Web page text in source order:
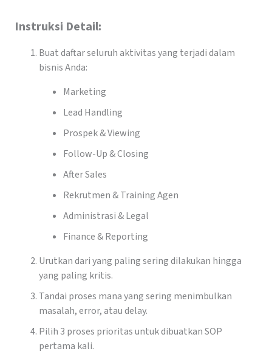
Instruksi Detail:
Buat daftar seluruh aktivitas yang terjadi dalam
bisnis Anda:
Marketing
Lead Handling
Prospek & Viewing
Follow-Up & Closing
After Sales
Rekrutmen & Training Agen
Administrasi & Legal
Finance & Reporting
Urutkan dari yang paling sering dilakukan hingga
yang paling kritis.
Tandai proses mana yang sering menimbulkan
masalah, error, atau delay.
Pilih 3 proses prioritas untuk dibuatkan SOP
pertama kali.